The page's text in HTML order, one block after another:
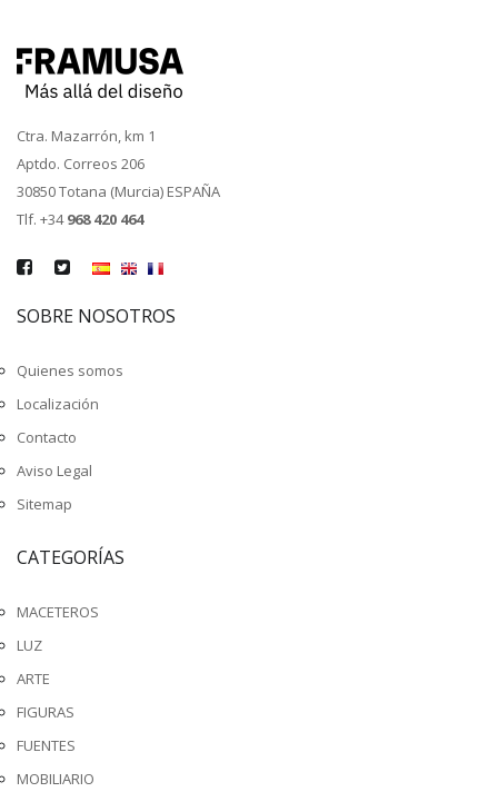
Ctra. Mazarrón, km 1
Aptdo. Correos 206
30850 Totana (Murcia) ESPAÑA
Tlf. +34968 420 464
SOBRE NOSOTROS
Quienes somos
Localización
Contacto
Aviso Legal
Sitemap
CATEGORÍAS
MACETEROS
LUZ
ARTE
FIGURAS
FUENTES
MOBILIARIO